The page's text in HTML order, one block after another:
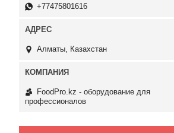
+77475801616
Алматы, Казахстан
FoodPro.kz - оборудование для
профессионалов